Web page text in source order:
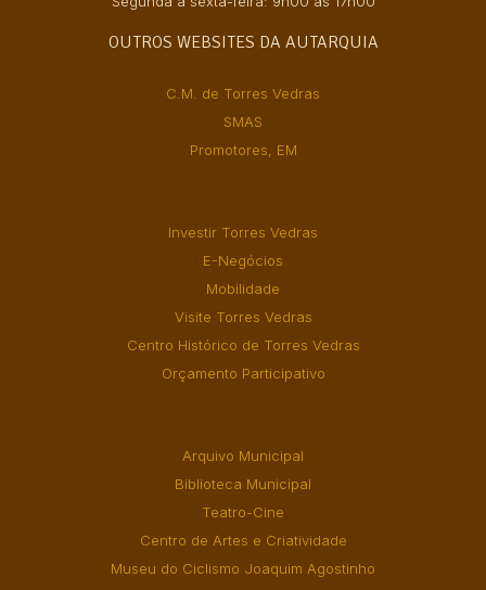
OUTROS WEBSITES DA AUTARQUIA
C.M. de Torres Vedras
SMAS
Promotores, EM
Investir Torres Vedras
E-Negócios
Mobilidade
Visite Torres Vedras
Centro Histórico de Torres Vedras
Orçamento Participativo
Arquivo Municipal
Biblioteca Municipal
Teatro-Cine
Centro de Artes e Criatividade
Museu do Ciclismo Joaquim Agostinho